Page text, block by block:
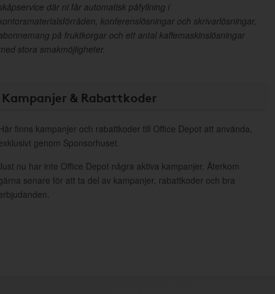
där ni får automatisk påfyllning i
konferenslösningar och skrivarlösningar,
på fruktkorgar och ett antal kaffemaskinslösningar
stora smakmöjligheter.
Kampanjer & Rabattkoder
finns kampanjer och rabattkoder till Office Depot att använda,
genom Sponsorhuset.
nu har inte Office Depot några aktiva kampanjer. Återkom
senare för att ta del av kampanjer, rabattkoder och bra